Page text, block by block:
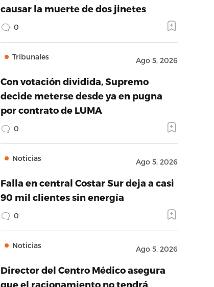
causar la muerte de dos jinetes
0
Tribunales Ago 5, 2026
Con votación dividida, Supremo
decide meterse desde ya en pugna
por contrato de LUMA
0
Noticias Ago 5, 2026
Falla en central Costar Sur deja a casi
90 mil clientes sin energía
0
Noticias Ago 5, 2026
Director del Centro Médico asegura
que el racionamiento no tendrá